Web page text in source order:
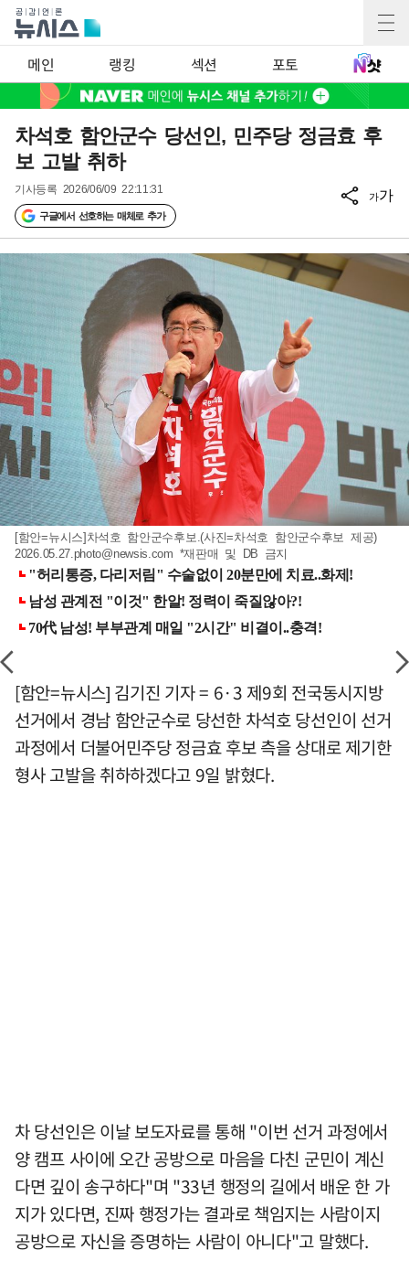
메인 랭킹 섹션 포토
차석호 함안군수 당선인, 민주당 정금효 후
보 고발 취하
기사등록 2026/06/09 22:11:31
구글에서 선호하는 매체로 추가
가가
[함안=뉴시스]차석호 함안군수후보.(사진=차석호 함안군수후보 제공)
2026.05.27.photo@newsis.com *재판매 및 DB 금지
[함안=뉴시스] 김기진 기자 = 6·3 제9회 전국동시지방
선거에서 경남 함안군수로 당선한 차석호 당선인이 선거
과정에서 더불어민주당 정금효 후보 측을 상대로 제기한
형사 고발을 취하하겠다고 9일 밝혔다.
차 당선인은 이날 보도자료를 통해 "이번 선거 과정에서
양 캠프 사이에 오간 공방으로 마음을 다친 군민이 계신
다면 깊이 송구하다"며 "33년 행정의 길에서 배운 한 가
지가 있다면, 진짜 행정가는 결과로 책임지는 사람이지
공방으로 자신을 증명하는 사람이 아니다"고 말했다.